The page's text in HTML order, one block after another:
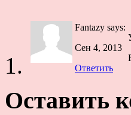
Fantazy says:
Сен 4, 2013
Ответить
Оставить